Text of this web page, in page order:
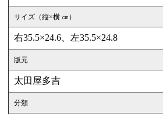
サイズ（縦×横 ㎝）
右35.5×24.6、左35.5×24.8
版元
太田屋多吉
分類